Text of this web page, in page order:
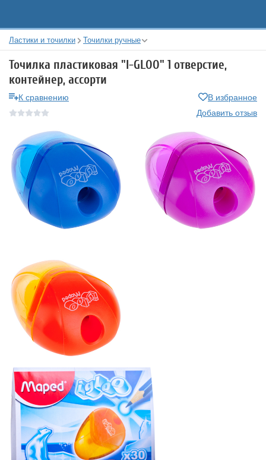
Ластики и точилки Точилки ручные
Точилка пластиковая "I-GLOO" 1 отверстие,
контейнер, ассорти
К сравнению
В избранное
Добавить отзыв